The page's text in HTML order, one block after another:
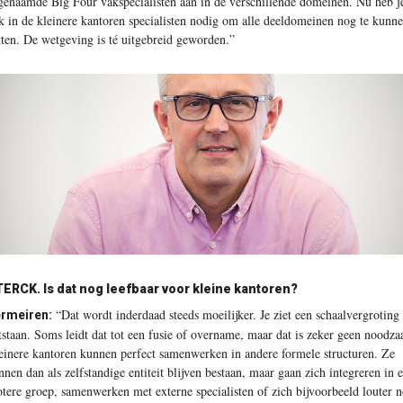
in de kleinere kantoren specialisten nodig om alle deeldomeinen nog te
De wetgeving is té uitgebreid geworden.”
Is dat nog leefbaar voor kleine kantoren?
“Dat wordt inderdaad steeds moeilijker. Je ziet een schaalvergroting
Soms leidt dat tot een fusie of overname, maar dat is zeker geen
kantoren kunnen perfect samenwerken in andere formele structuren. Ze
dan als zelfstandige entiteit blijven bestaan, maar gaan zich integreren in
groep, samenwerken met externe specialisten of zich bijvoorbeeld louter